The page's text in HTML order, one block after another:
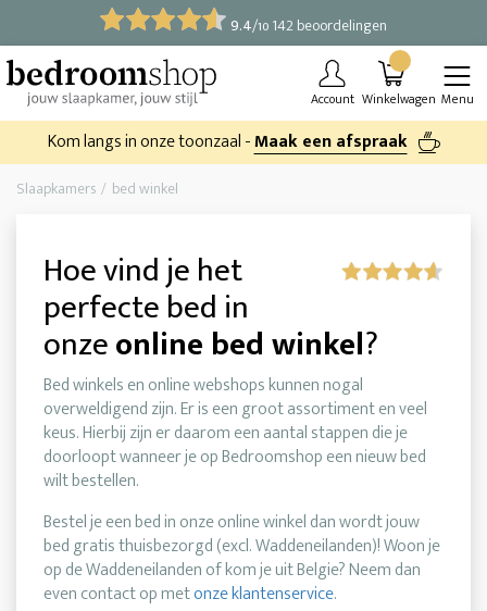
9.4/10 142 beoordelingen
Account Winkelwagen Menu
Kom langs in onze toonzaal -Maak een afspraak
Slaapkamers bed winkel
Hoe vind je het
perfecte bed in
onzeonline bed winkel?
Bed winkels en online webshops kunnen nogal
overweldigend zijn. Er is een groot assortiment en veel
keus. Hierbij zijn er daarom een aantal stappen die je
doorloopt wanneer je op Bedroomshop een nieuw bed
wilt bestellen.
Bestel je een bed in onze online winkel dan wordt jouw
bed gratis thuisbezorgd (excl. Waddeneilanden)! Woon je
op de Waddeneilanden of kom je uit Belgie? Neem dan
even contact op metonze klantenservice.